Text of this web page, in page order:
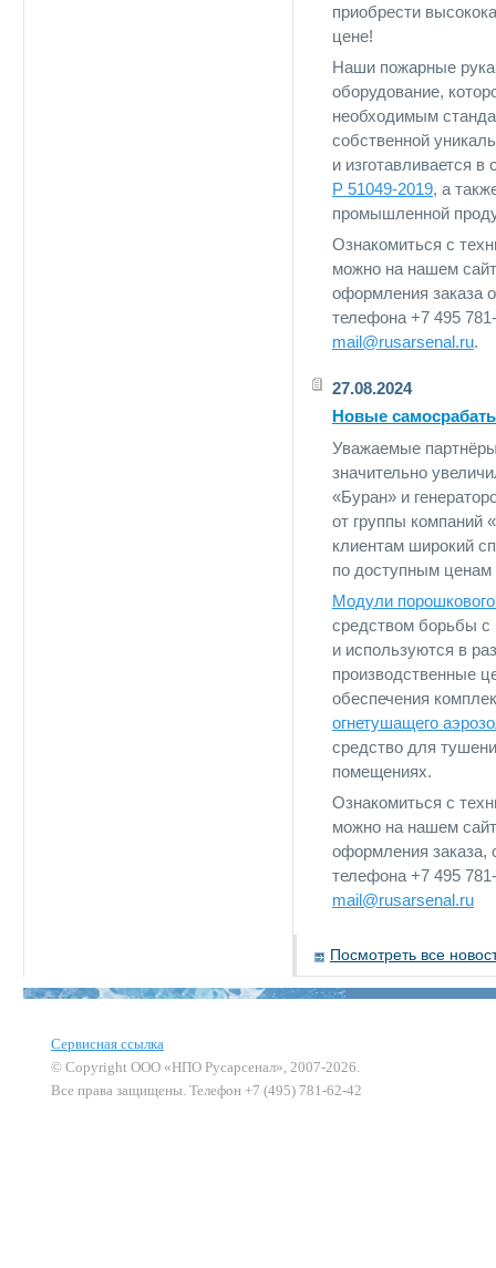
приобрести
цене!
Наши пожарные
оборудование,
необходимым
собственной
и изготавливается в
Р 51049-2019, а
промышленной
Ознакомиться с
можно на нашем
оформления заказа
телефона +7 495
mail@rusarsenal.ru.
27.08.2024
Новые
Уважаемые
значительно
«Буран» и
от группы компаний
клиентам широкий
по доступным ценам
Модули
средством борьбы с
и используются в
производственные
обеспечения
огнетушащего
средство для
помещениях.
Ознакомиться с
можно на нашем
оформления
телефона +7 495
mail@rusarsenal.ru
Посмотреть все
Сервисная ссылка
© Copyright ООО «НПО Русарсенал», 2007-2026.
Все права защищены. Телефон +7 (495) 781-62-42